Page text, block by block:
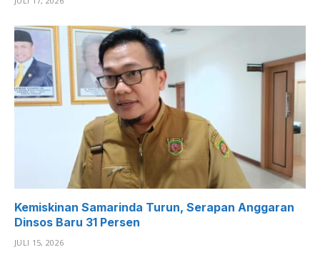
Kemiskinan Samarinda Turun, Serapan Anggaran
Dinsos Baru 31 Persen
JULI 15, 2026